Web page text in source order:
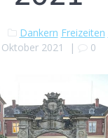
Dankern Freizeiten
Oktober 2021
| 0